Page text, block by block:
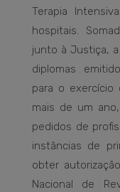
Terapia
hospitais.
junto à Justiça,
diplomas
para o exercício
mais de um
pedidos de
instâncias de
obter
Nacional de